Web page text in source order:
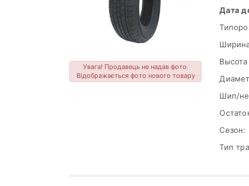
Увага! Продавець не надав фото.
Відображається фото нового товару
Дата
Шип/
Сезон:
Тип